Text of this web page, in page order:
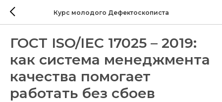
Курс молодого Дефектоскописта
ГОСТ ISO/IEC 17025 – 2019:
как система менеджмента
качества помогает
работать без сбоев